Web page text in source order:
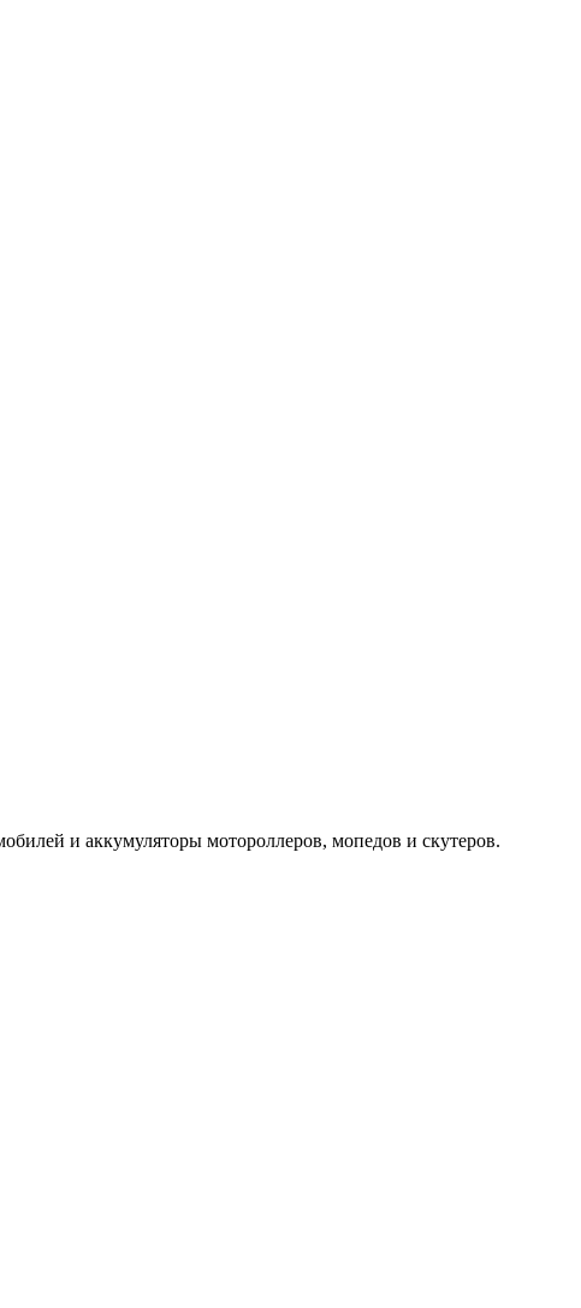
и аккумуляторы мотороллеров, мопедов и скутеров.